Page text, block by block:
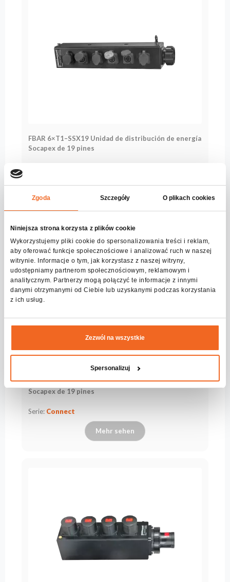
Zgoda Szczegóły O plikach cookies
Niniejsza strona korzysta z plików cookie
Wykorzystujemy pliki cookie do spersonalizowania treści i reklam,
aby oferować funkcje społecznościowe i analizować ruch w naszej
witrynie. Informacje o tym, jak korzystasz z naszej witryny,
udostępniamy partnerom społecznościowym, reklamowym i
analitycznym. Partnerzy mogą połączyć te informacje z innymi
danymi otrzymanymi od Ciebie lub uzyskanymi podczas korzystania
z ich usług.
Zezwól na wszystkie
Spersonalizuj
FBAR 6×T1–SSX19 Unidad de distribución de energía
Socapex de 19 pines
Mehr sehen
FBAR 6×1F–SSX19 Unidad de distribución de energía
Socapex de 19 pines
Serie: Connect
Mehr sehen